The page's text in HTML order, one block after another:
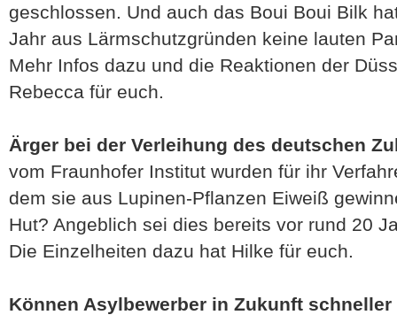
geschlossen. Und auch das Boui Boui Bilk
Jahr aus Lärmschutzgründen keine lauten
Mehr Infos dazu und die Reaktionen der
Rebecca für euch.
Ärger bei der Verleihung des deutschen
vom Fraunhofer Institut wurden für ihr
dem sie aus Lupinen-Pflanzen Eiweiß
Hut? Angeblich sei dies bereits vor rund 20
Die Einzelheiten dazu hat Hilke für euch.
Können Asylbewerber in Zukunft